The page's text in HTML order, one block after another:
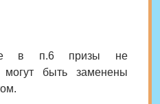
в п.6 призы не
быть заменены